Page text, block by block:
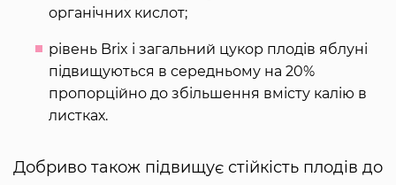
органічних кислот;
рівень Brix і загальний цукор плодів яблуні
підвищуються в середньому на 20%
пропорційно до збільшення вмісту калію в
листках.
Добриво також підвищує стійкість плодів до